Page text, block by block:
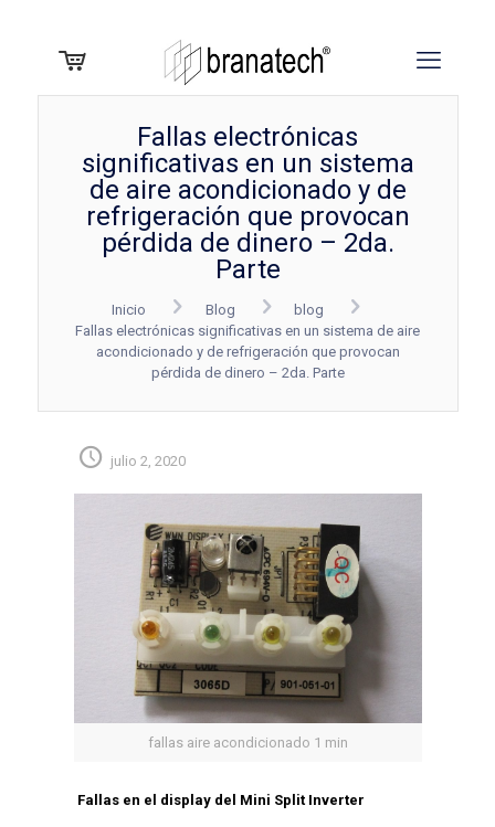
Fallas electrónicas
significativas en un sistema
de aire acondicionado y de
refrigeración que provocan
pérdida de dinero – 2da.
Parte
Inicio Blog
blog
Fallas electrónicas significativas en un sistema de aire
acondicionado y de refrigeración que provocan
pérdida de dinero – 2da. Parte
julio 2, 2020
fallas aire acondicionado 1 min
Fallas en el display del Mini Split Inverter